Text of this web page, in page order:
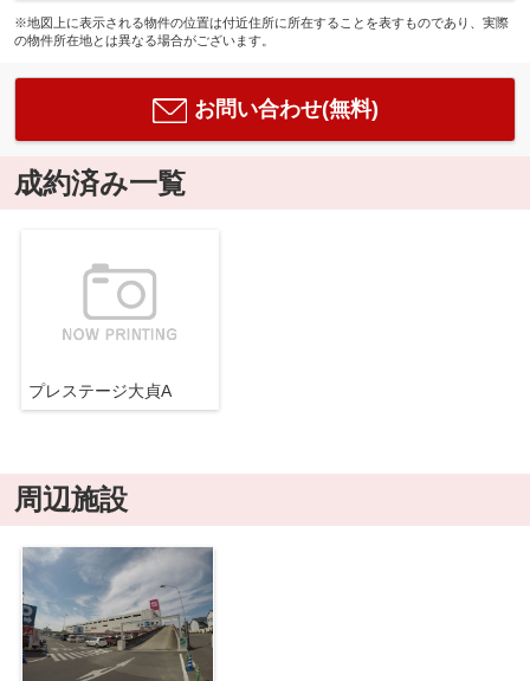
※地図上に表示される物件の位置は付近住所に所在することを表すものであり、実際
の物件所在地とは異なる場合がございます。
お問い合わせ(無料)
成約済み一覧
プレステージ大貞A
周辺施設